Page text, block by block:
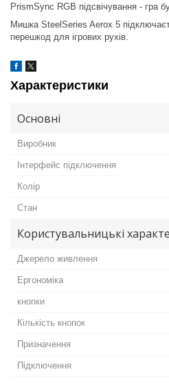
PrismSync RGB підсвічування -
Мишка SteelSeries Aerox 5
перешкод для ігрових рухів.
Характеристики
Основні
Виробник
Інтерфейс підключення
Колір
Стан
Користувальницькі
Джерело живлення
Ергономіка
кнопки
Кількість кнопок
Призначення
Підключення